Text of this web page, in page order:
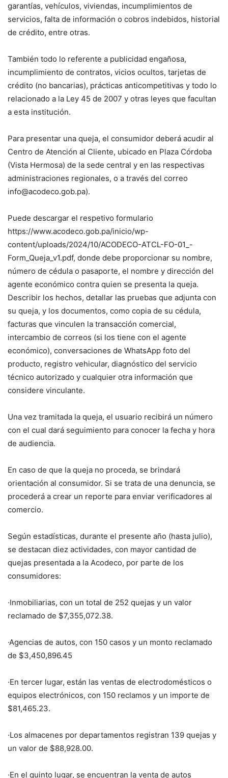
garantías, vehículos, viviendas, incumplimientos de
servicios, falta de información o cobros indebidos, historial
de crédito, entre otras.
También todo lo referente a publicidad engañosa,
incumplimiento de contratos, vicios ocultos, tarjetas de
crédito (no bancarias), prácticas anticompetitivas y todo lo
relacionado a la Ley 45 de 2007 y otras leyes que facultan
a esta institución.
Para presentar una queja, el consumidor deberá acudir al
Centro de Atención al Cliente, ubicado en Plaza Córdoba
(Vista Hermosa) de la sede central y en las respectivas
administraciones regionales, o a través del correo
info@acodeco.gob.pa).
Puede descargar el respetivo formulario
https://www.acodeco.gob.pa/inicio/wp-
content/uploads/2024/10/ACODECO-ATCL-FO-01_-
Form_Queja_v1.pdf, donde debe proporcionar su nombre,
número de cédula o pasaporte, el nombre y dirección del
agente económico contra quien se presenta la queja.
Describir los hechos, detallar las pruebas que adjunta con
su queja, y los documentos, como copia de su cédula,
facturas que vinculen la transacción comercial,
intercambio de correos (si los tiene con el agente
económico), conversaciones de WhatsApp foto del
producto, registro vehicular, diagnóstico del servicio
técnico autorizado y cualquier otra información que
considere vinculante.
Una vez tramitada la queja, el usuario recibirá un número
con el cual dará seguimiento para conocer la fecha y hora
de audiencia.
En caso de que la queja no proceda, se brindará
orientación al consumidor. Si se trata de una denuncia, se
procederá a crear un reporte para enviar verificadores al
comercio.
Según estadísticas, durante el presente año (hasta julio),
se destacan diez actividades, con mayor cantidad de
quejas presentada a la Acodeco, por parte de los
consumidores:
·Inmobiliarias, con un total de 252 quejas y un valor
reclamado de $7,355,072.38.
·Agencias de autos, con 150 casos y un monto reclamado
de $3,450,896.45
·En tercer lugar, están las ventas de electrodomésticos o
equipos electrónicos, con 150 reclamos y un importe de
$81,465.23.
·Los almacenes por departamentos registran 139 quejas y
un valor de $88,928.00.
·En el quinto lugar, se encuentran la venta de autos